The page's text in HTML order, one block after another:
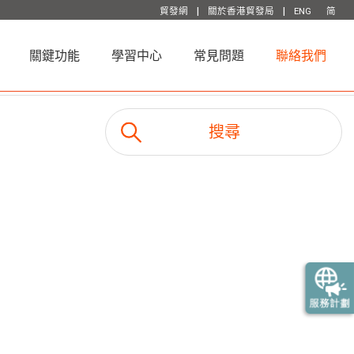
貿發網 | 關於香港貿發局 | ENG 简
關鍵功能 學習中心 常見問題 聯絡我們